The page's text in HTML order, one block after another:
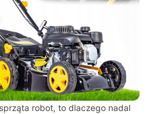
robot, to dlaczego nadal